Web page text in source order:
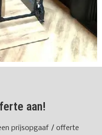
aan!
prijsopgaaf / offerte